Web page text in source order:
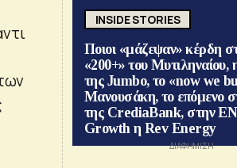
INSIDE STORIES
Ποιοι «μάζεψαν» κέρδη
«200+» του Μυτιληναίου,
της Jumbo, το «now we
Μανουσάκη, το επόμενο
της CrediaBank, στην
Growth η Rev Energy